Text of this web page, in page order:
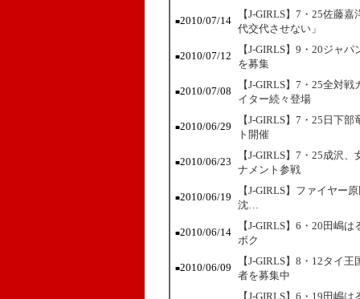
■2010/07/14
【J-GIRLS】7・25佐藤
代交代させない」
■2010/07/12
【J-GIRLS】9・20ジャ
を募集
■2010/07/08
【J-GIRLS】7・25全対
イター続々登場
■2010/06/29
【J-GIRLS】7・25日下
ト開催
■2010/06/23
【J-GIRLS】7・25成沢
ナメント参戦
■2010/06/19
【J-GIRLS】ファイヤー
沈…
■2010/06/14
【J-GIRLS】6・20田嶋
ボク
■2010/06/09
【J-GIRLS】8・12タイ
者を募集中
【J-GIRLS】6・19田嶋